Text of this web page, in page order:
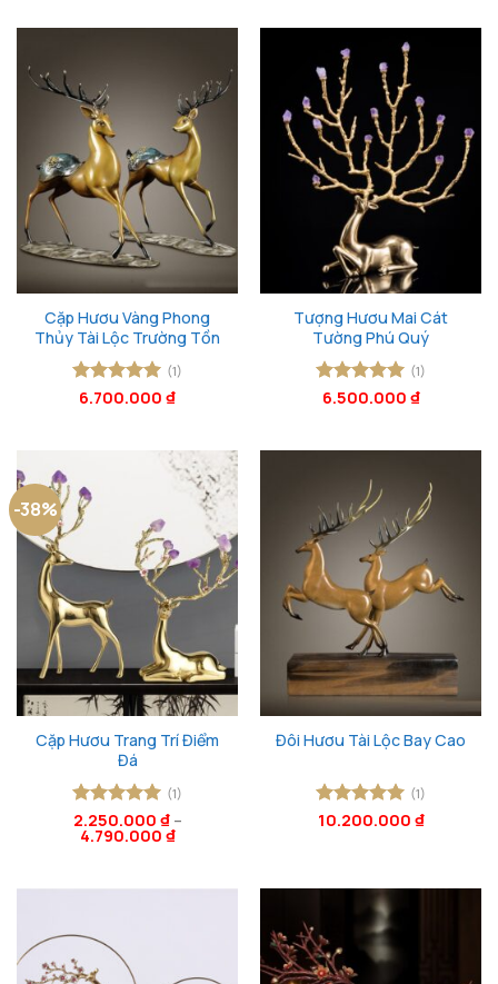
Cặp Hươu Vàng Phong
Thủy Tài Lộc Trường Tồn
Được xếp
(1)
6.700.000 ₫
Tượng Hươu Mai Cát
Tường Phú Quý
Được xếp
(1)
6.500.000 ₫
-38%
Cặp Hươu Trang Trí Điểm
Đá
Được xếp
hạng55
(1)
2.250.000 ₫–
4.790.000 ₫
Đôi Hươu Tài Lộc Bay Cao
Được xếp
(1)
10.200.000 ₫